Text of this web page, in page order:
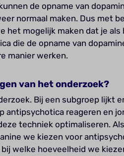
de opname van
normaal maken. Dus met
het mogelijk maken dat je als
die de opname van
manier werken.
van het onderzoek?
Bij een subgroep lijkt
antipsychotica reageren en
techniek optimaliseren.
we kiezen voor
welke hoeveelheid we